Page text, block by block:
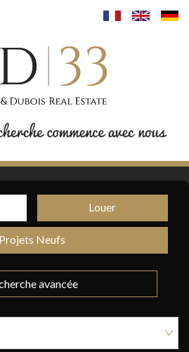
SUR MESS
PFAFFENTHALL
Louer
Projets Neufs
avancée